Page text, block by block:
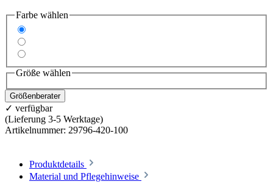
Farbe wählen
Größe wählen
Größenberater
✓ verfügbar
(Lieferung 3-5 Werktage)
Artikelnummer: 29796-420-100
Produktdetails
Material und Pflegehinweise